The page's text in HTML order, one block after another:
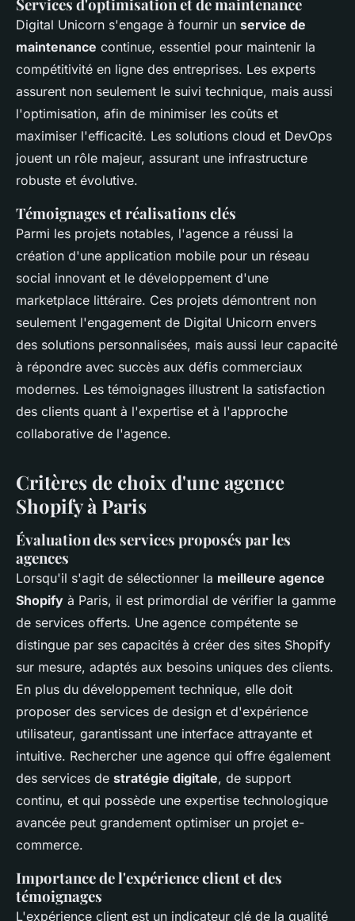
Services d'optimisation et de maintenance
Digital Unicorn s'engage à fournir un service de
maintenance continue, essentiel pour maintenir la
compétitivité en ligne des entreprises. Les experts
assurent non seulement le suivi technique, mais aussi
l'optimisation, afin de minimiser les coûts et
maximiser l'efficacité. Les solutions cloud et DevOps
jouent un rôle majeur, assurant une infrastructure
robuste et évolutive.
Témoignages et réalisations clés
Parmi les projets notables, l'agence a réussi la
création d'une application mobile pour un réseau
social innovant et le développement d'une
marketplace littéraire. Ces projets démontrent non
seulement l'engagement de Digital Unicorn envers
des solutions personnalisées, mais aussi leur capacité
à répondre avec succès aux défis commerciaux
modernes. Les témoignages illustrent la satisfaction
des clients quant à l'expertise et à l'approche
collaborative de l'agence.
Critères de choix d'une agence
Shopify à Paris
Évaluation des services proposés par les
agences
Lorsqu'il s'agit de sélectionner la meilleure agence
Shopify à Paris, il est primordial de vérifier la gamme
de services offerts. Une agence compétente se
distingue par ses capacités à créer des sites Shopify
sur mesure, adaptés aux besoins uniques des clients.
En plus du développement technique, elle doit
proposer des services de design et d'expérience
utilisateur, garantissant une interface attrayante et
intuitive. Rechercher une agence qui offre également
des services de stratégie digitale, de support
continu, et qui possède une expertise technologique
avancée peut grandement optimiser un projet e-
commerce.
Importance de l'expérience client et des
témoignages
L'expérience client est un indicateur clé de la qualité